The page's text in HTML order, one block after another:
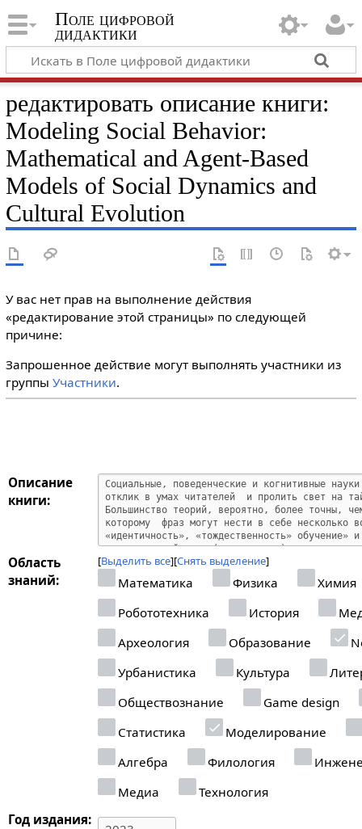
Поле цифровой
дидактики
редактировать описание книги:
Modeling Social Behavior:
Mathematical and Agent-Based
Models of Social Dynamics and
Cultural Evolution
У вас нет прав на выполнение действия
«редактирование этой страницы» по следующей
причине:
Запрошенное действие могут выполнять участники из
группы Участники.
Описание
книги:
Область
знаний:
Выделить все Снять выделение
Математика Физика
Химия
Робототехника
История
Археология
Образование
Урбанистика
Культура
Обществознание
Game design
Статистика
Моделирование
Алгебра
Филология
Медиа
Технология
Год издания: